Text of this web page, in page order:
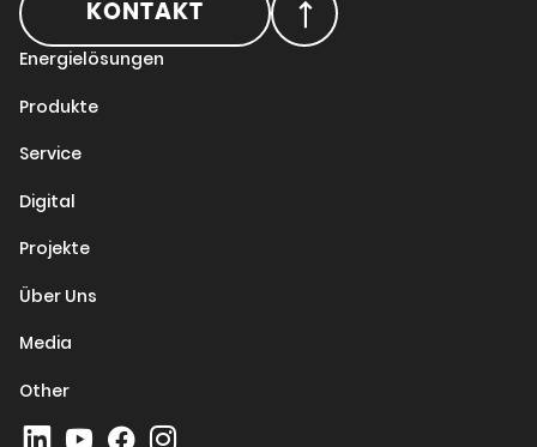
KONTAKT
Energielösungen
Produkte
Service
Digital
Projekte
Über Uns
Media
Other